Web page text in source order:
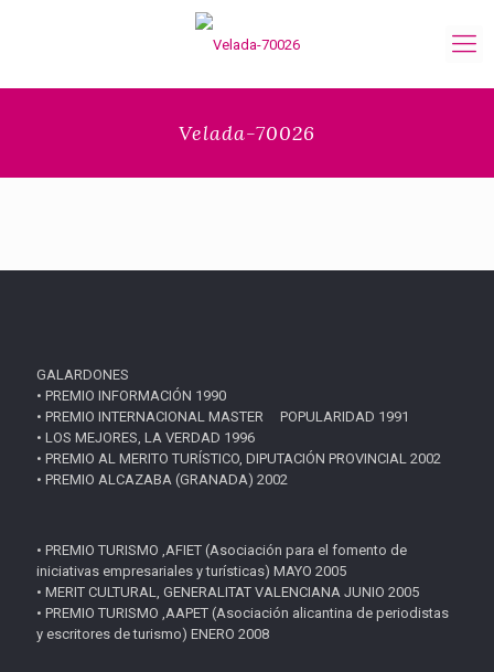
Velada-70026
GALARDONES
• PREMIO INFORMACIÓN 1990
• PREMIO INTERNACIONAL MASTER POPULARIDAD 1991
• LOS MEJORES, LA VERDAD 1996
• PREMIO AL MERITO TURÍSTICO, DIPUTACIÓN PROVINCIAL 2002
• PREMIO ALCAZABA (GRANADA) 2002
• PREMIO TURISMO ,AFIET (Asociación para el fomento de
iniciativas empresariales y turísticas) MAYO 2005
• MERIT CULTURAL, GENERALITAT VALENCIANA JUNIO 2005
• PREMIO TURISMO ,AAPET (Asociación alicantina de periodistas
y escritores de turismo) ENERO 2008